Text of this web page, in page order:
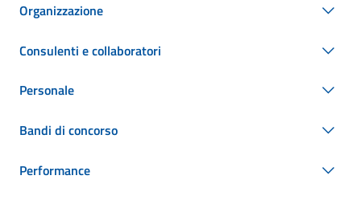
Organizzazione
Consulenti e collaboratori
Personale
Bandi di concorso
Performance